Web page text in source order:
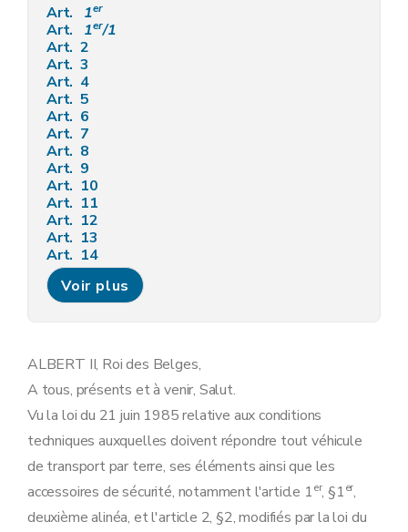
Art. 1er
Art. 1er/1
Art. 2
Art. 3
Art. 4
Art. 5
Art. 6
Art. 7
Art. 8
Art. 9
Art. 10
Art. 11
Art. 12
Art. 13
Art. 14
Art. 15
Art. 16
Art. 17
Art. 20
Art. 21
Art. 22
Art. 23
Art. 25
Art. 26
Art. 27
Art. 28
Art. 29
Voir plus
ALBERT II, Roi des Belges,
A tous, présents et à venir, Salut.
Vu la loi du 21 juin 1985 relative aux conditions
techniques auxquelles doivent répondre tout véhicule
de transport par terre, ses éléments ainsi que les
accessoires de sécurité, notamment l'article 1er, §1er,
deuxième alinéa, et l'article 2, §2, modifiés par la loi du